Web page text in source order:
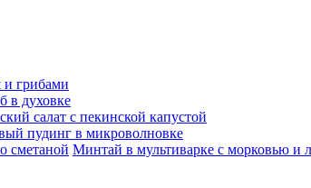
и грибами
в духовке
салат с пекинской капустой
пудинг в микроволновке
Минтай в мультиварке с морковью и